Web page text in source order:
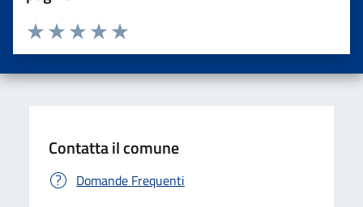
Valuta da 1 a 5 stelle la pagina
Valuta 5 stelle su 5
Valuta 4 stelle su 5
Valuta 3 stelle su 5
Valuta 2 stelle su 5
Valuta una stella su 5
Contatta il comune
Domande Frequenti